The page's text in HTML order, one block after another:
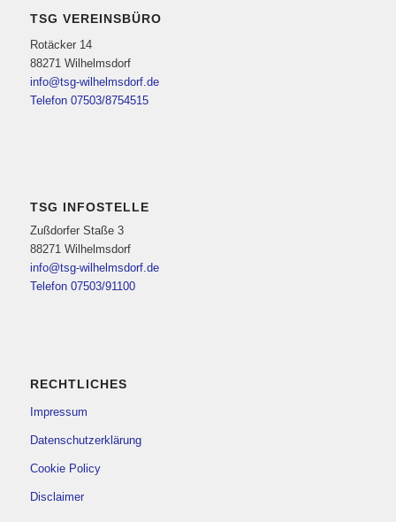
TSG VEREINSBÜRO
Rotäcker 14
88271 Wilhelmsdorf
info@tsg-wilhelmsdorf.de
Telefon 07503/8754515
TSG INFOSTELLE
Zußdorfer Staße 3
88271 Wilhelmsdorf
info@tsg-wilhelmsdorf.de
Telefon 07503/91100
RECHTLICHES
Impressum
Datenschutzerklärung
Cookie Policy
Disclaimer